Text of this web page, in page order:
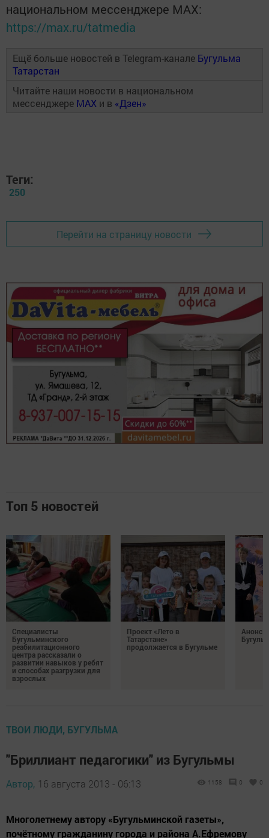
национальном мессенджере MАХ:
https://max.ru/tatmedia
Ещё больше новостей в Telegram-канале Бугульма
Татарстан
Читайте наши новости в национальном
мессенджере MAX и в «Дзен»
Теги:
250
Перейти на страницу новости
Топ 5 новостей
Специалисты
Бугульминского
реабилитационного
центра рассказали о
развитии навыков у ребят
и способах разгрузки для
взрослых
Проект «Лето в
Татарстане»
продолжается в Бугульме
Анонс
ТВОИ ЛЮДИ, БУГУЛЬМА
"Бриллиант педагогики" из Бугульмы
Автор, 16 августа 2013 - 06:13 1158 0 0
Многолетнему автору «Бугульминской газеты»,
почётному гражданину города и района А.Ефремову